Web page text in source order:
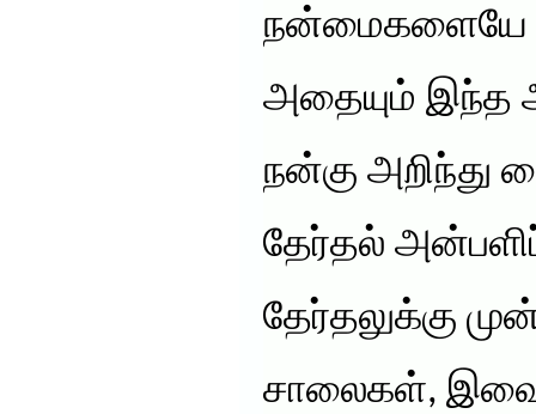
நன்மைகளையே
அதையும் இந்த
நன்கு அறிந்து
தேர்தல்
தேர்தலுக்கு
சாலைகள்,